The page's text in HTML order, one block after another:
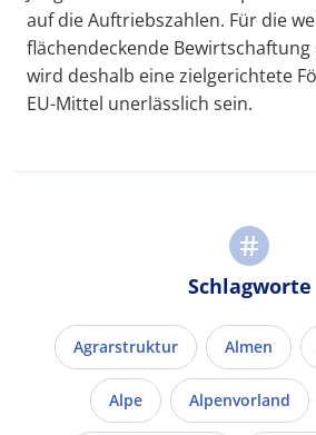
auf die Auftriebszahlen. Für die
flächendeckende
wird deshalb eine zielgerichtete
EU-Mittel unerlässlich sein.
Schlagworte
Agrarstruktur Almen
Alpe Alpenvorland